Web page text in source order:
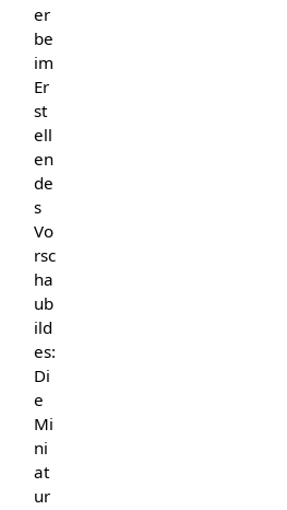
er
be
im
Er
st
ell
en
de
s
Vo
rsc
ha
ub
ild
es:
Di
e
Mi
ni
at
ur